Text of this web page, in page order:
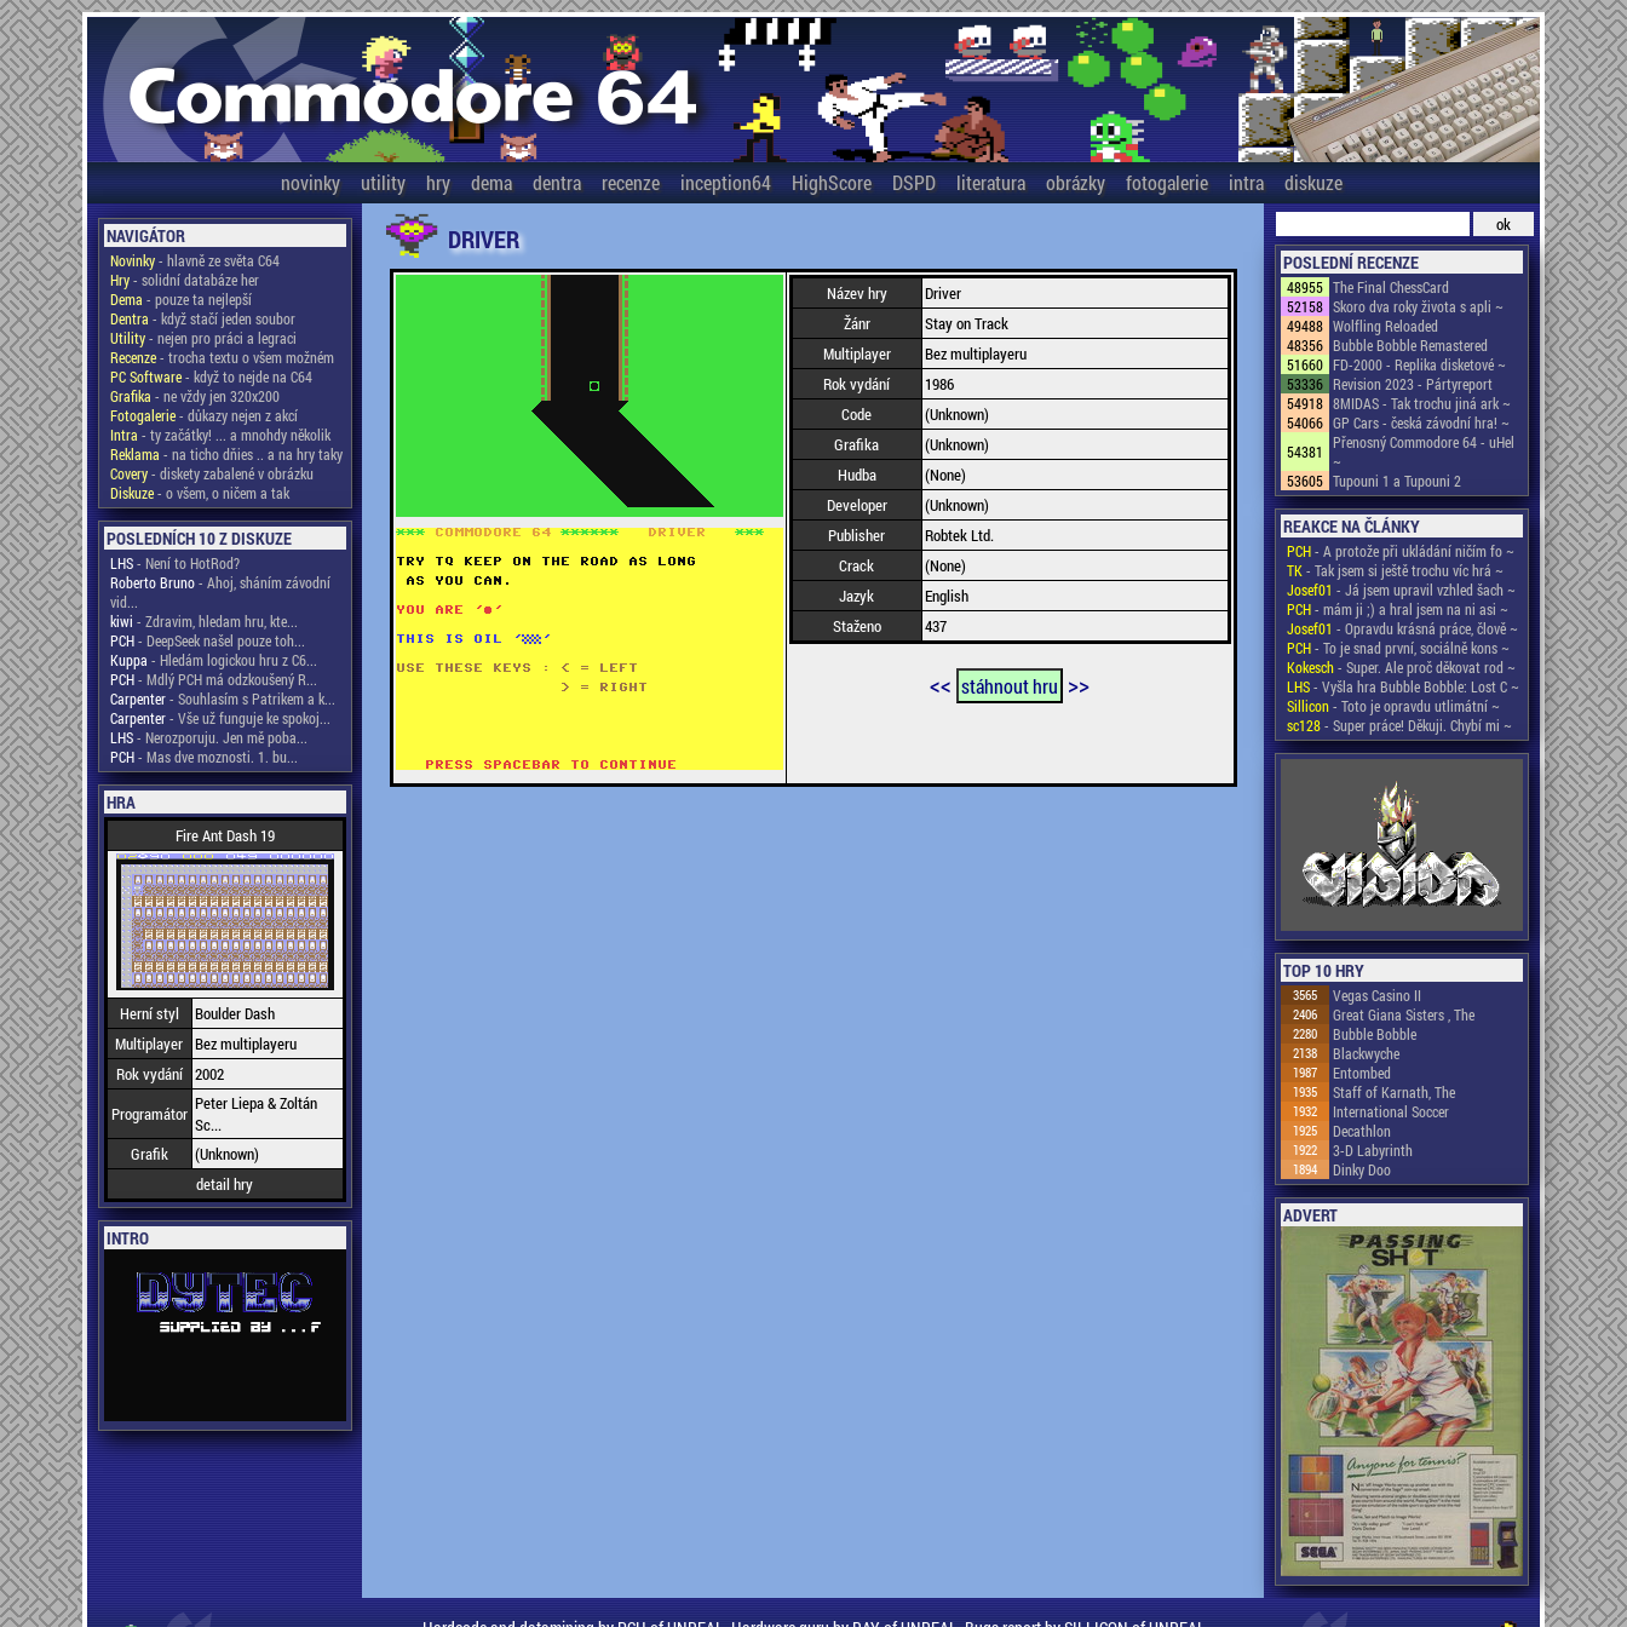
novinky utility hry dema dentra recenze inception64 HighScore DSPD literatura obrázky fotogalerie intra diskuze
NAVIGÁTOR
Novinky- hlavně ze světa C64
Hry- solidní databáze her
Dema - pouze ta nejlepší
Dentra - když stačí jeden soubor
Utility- nejen pro práci a legraci
Recenze- trocha textu o všem možném
PC Software- když to nejde na C64
Grafika - ne vždy jen 320x200
Fotogalerie- důkazy nejen z akcí
Intra - ty začátky! ... a mnohdy několik
Reklama - na ticho dňies .. a na hry taky
Covery- diskety zabalené v obrázku
Diskuze- o všem, o ničem a tak
POSLEDNÍCH 10 Z DISKUZE
LHS- Není to HotRod?
Roberto Bruno- Ahoj, sháním závodní
vid...
kiwi - Zdravim, hledam hru, kte...
PCH- DeepSeek našel pouze toh...
Kuppa - Hledám logickou hru z C6...
PCH- Mdlý PCH má odzkoušený R...
Carpenter- Souhlasím s Patrikem a k...
Carpenter- Vše už funguje ke spokoj...
LHS- Nerozporuju. Jen mě poba...
PCH- Mas dve moznosti. 1. bu...
HRA
Fire Ant Dash 19
Herní styl
Boulder Dash
Multiplayer Bez multiplayeru
Rok vydání 2002
Programátor Peter Liepa & Zoltán
Sc...
Grafik
(Unknown)
detail hry
INTRO
DRIVER
Název hry
Driver
Žánr
Stay on Track
Multiplayer
Bez multiplayeru
Rok vydání
1986
Code
(Unknown)
Grafika
(Unknown)
Hudba
(None)
Developer
(Unknown)
Publisher
Robtek Ltd.
Crack
(None)
Jazyk
English
Staženo
437
<< stáhnout hru >>
POSLEDNÍ RECENZE
48955 The Final ChessCard
52158 Skoro dva roky života s apli ~
49488 Wolfling Reloaded
48356 Bubble Bobble Remastered
51660 FD-2000 - Replika disketové ~
53336 Revision 2023 - Pártyreport
54918 8MIDAS - Tak trochu jiná ark ~
54066 GP Cars - česká závodní hra! ~
54381
Přenosný Commodore 64 - uHel
~
53605 Tupouni 1 a Tupouni 2
REAKCE NA ČLÁNKY
PCH- A protože při ukládání ničím fo ~
TK- Tak jsem si ještě trochu víc hrá ~
Josef01 - Já jsem upravil vzhled šach ~
PCH- mám ji ;) a hral jsem na ni asi ~
Josef01 - Opravdu krásná práce, člově ~
PCH- To je snad první, sociálně kons ~
Kokesch- Super. Ale proč děkovat rod ~
LHS- Vyšla hra Bubble Bobble: Lost C ~
Sillicon- Toto je opravdu utlimátní ~
sc128- Super práce! Děkuji. Chybí mi ~
TOP 10 HRY
3565 Vegas Casino II
2406 Great Giana Sisters , The
2280 Bubble Bobble
2138 Blackwyche
1987 Entombed
1935 Staff of Karnath, The
1932 International Soccer
1925 Decathlon
1922 3-D Labyrinth
1894 Dinky Doo
ADVERT